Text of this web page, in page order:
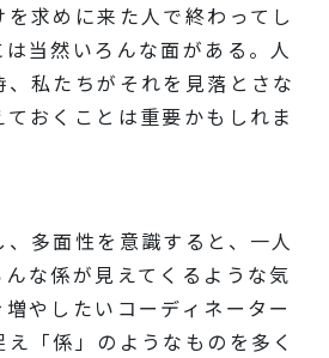
求めに来た人で終わってし
当然いろんな面がある。人
私たちがそれを見落とさな
おくことは重要かもしれま
多面性を意識すると、一人
な係が見えてくるような気
やしたいコーディネーター
「係」のようなものを多く